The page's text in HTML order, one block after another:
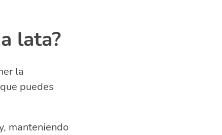
lata?
la
puedes
manteniendo